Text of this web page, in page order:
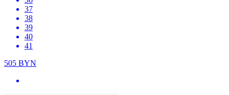
37
38
39
40
41
505 BYN